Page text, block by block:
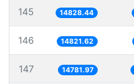
145 14828.44
146 14821.62
147 14781.97